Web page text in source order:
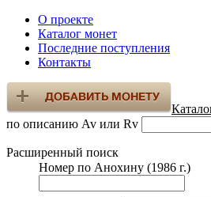
О проекте
Каталог монет
Последние поступления
Контакты
по описанию Av или Rv
Расширенный поиск
Номер по Анохину (1986 г.)